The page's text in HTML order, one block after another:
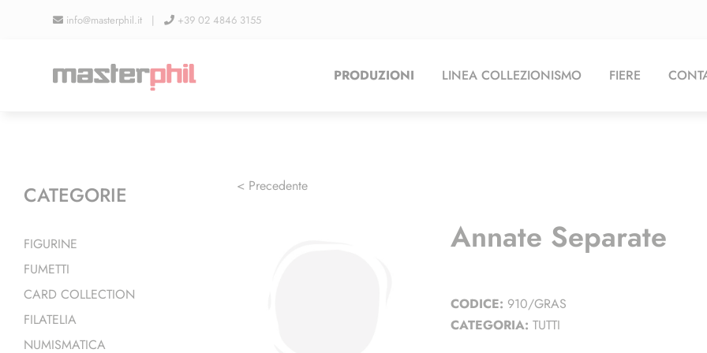
info@masterphil.it | +39 02 4846 3155
PRODUZIONI LINEA COLLEZIONISMO FIERE
< Precedente
Annate Separate
CODICE: 910/GRAS
CATEGORIA: TUTTI
CATEGORIE
FIGURINE
FUMETTI
CARD COLLECTION
FILATELIA
NUMISMATICA